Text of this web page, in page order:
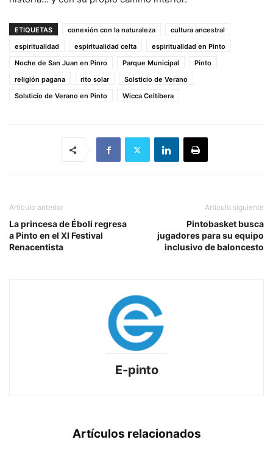
ETIQUETAS conexión con la naturaleza
cultura ancestral
espiritualidad
espiritualidad celta
espiritualidad en Pinto
Noche de San Juan en Pinro
Parque Municipal
Pinto
religión pagana
rito solar
Solsticio de Verano
Solsticio de Verano en Pinto
Wicca Celtíbera
Artículo anterior
La princesa de Éboli regresa
a Pinto en el XI Festival
Renacentista
Artículo siguiente
Pintobasket busca
jugadores para su equipo
inclusivo de baloncesto
E-pinto
Artículos relacionados